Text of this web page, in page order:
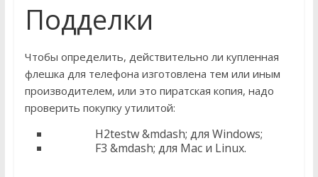
Подделки
Чтобы определить, действительно ли купленная
флешка для телефона изготовлена тем или иным
производителем, или это пиратская копия, надо
проверить покупку утилитой:
H2testw &mdash; для Windows;
F3 &mdash; для Mac и Linux.